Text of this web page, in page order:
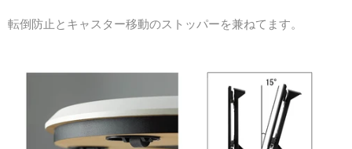
転倒防止とキャスター移動のストッパーを兼ねてます。